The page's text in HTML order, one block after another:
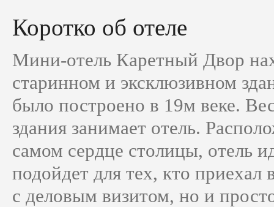
Коротко об отеле
Мини-отель Каретный Двор
старинном и эксклюзивном
было построено в 19м веке.
здания занимает отель.
самом сердце столицы, отель
подойдет для тех, кто приехал
с деловым визитом, но и